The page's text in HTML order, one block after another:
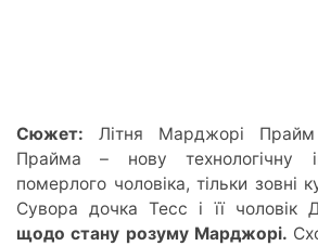
Сюжет: Літня Марджорі Прайм
Прайма – нову технологічну
померлого чоловіка, тільки зовні
Сувора дочка Тесс і її чоловік
щодо стану розуму Марджорі.